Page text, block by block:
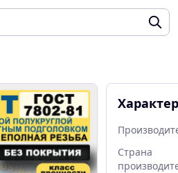
Страна